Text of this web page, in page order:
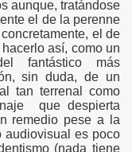
aunque, tratándose
el de la perenne
el de
así, como un
fantástico más
sin duda, de un
tan terrenal como
que despierta
remedio pese a la
audiovisual es poco
(nada tiene